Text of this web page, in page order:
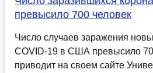
превысило 700 человек
Число случаев заражения
COVID-19 в США превысило
приводит на своем сайте